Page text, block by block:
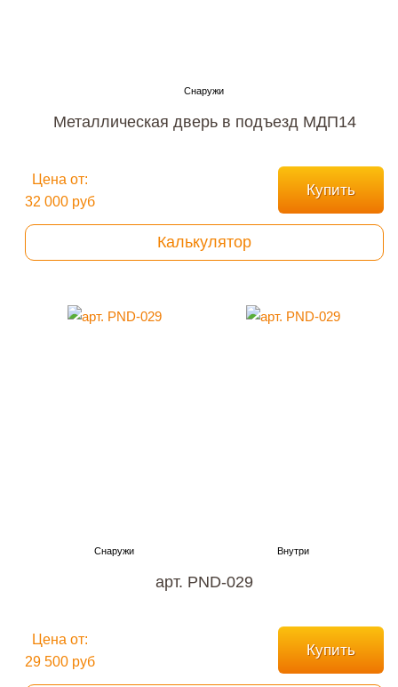
Металлическая дверь в подъезд МДП14
Цена от:
32 000 руб
Купить
Калькулятор
арт. PND-029
Цена от:
29 500 руб
Купить